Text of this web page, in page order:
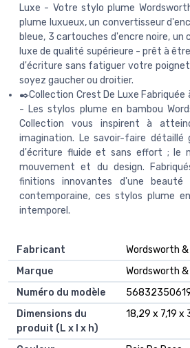
Luxe - Votre stylo plume
plume luxueux, un convertisseur
bleue, 3 cartouches d'encre noire, un
luxe de qualité supérieure - prêt à
d'écriture sans fatiguer votre
soyez gaucher ou droitier.
✒️Collection Crest De Luxe Fabriquée
- Les stylos plume en bambou
Collection vous inspirent à
imagination. Le savoir-faire détaillé
d'écriture fluide et sans effort ; le
mouvement et du design.
finitions innovantes d'une
contemporaine, ces stylos plume
intemporel.
Fabricant
‎Wordsworth
Marque
‎Wordsworth
Numéro du modèle
Dimensions du
produit (L x l x h)
‎18,29 x 7,19 x